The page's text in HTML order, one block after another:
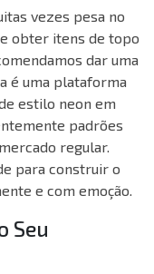
vezes pesa no
obter itens de topo
dar uma
é uma plataforma
estilo neon em
padrões
regular.
para construir o
e com emoção.
Seu